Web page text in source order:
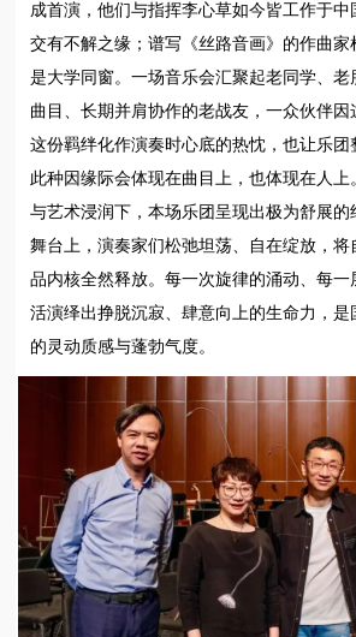
成首演，他们与指挥李心草如今皆工作于中
交有不解之缘；谱写《丝路音画》的作曲
是大学同窗。一场音乐会汇聚起老同学、
曲目、长期并肩协作的老战友，一众伙伴因
这份羁绊化作演奏时心底的热忱，也让乐团
此种因缘际会体现在曲目上，也体现在人
与艺术浸润下，本场乐团呈现出极为舒展的
舞台上，演奏家们松弛坦荡、自在绽放，
品内核全然释放。每一次旋律的涌动、每
活演绎出挣脱沉寂、肆意向上的生命力，
的灵动质感与蓬勃气度。